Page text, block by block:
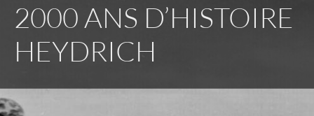
2000 ANS D’HISTOIRE
HEYDRICH